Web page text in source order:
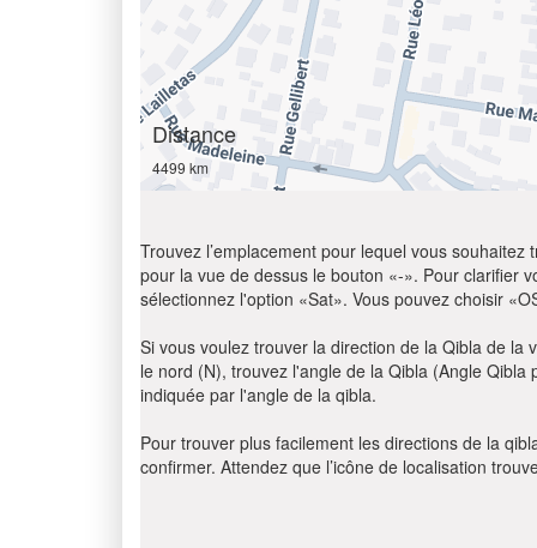
Distance
4499 km
Trouvez l’emplacement pour lequel vous
pour la vue de dessus le bouton «-». Pour clarifier
sélectionnez l'option «Sat». Vous pouvez choisir
Si vous voulez trouver la direction de la Qibla de la
le nord (N), trouvez l'angle de la Qibla (Angle
indiquée par l'angle de la qibla.
Pour trouver plus facilement les directions de la
confirmer. Attendez que l’icône de localisation